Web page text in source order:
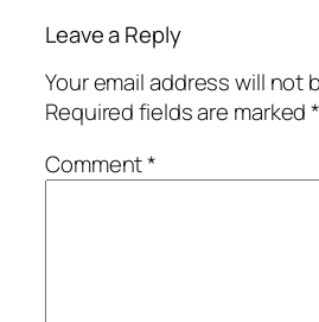
Leave a Reply
Your email address will not
Required fields are marked*
Comment*